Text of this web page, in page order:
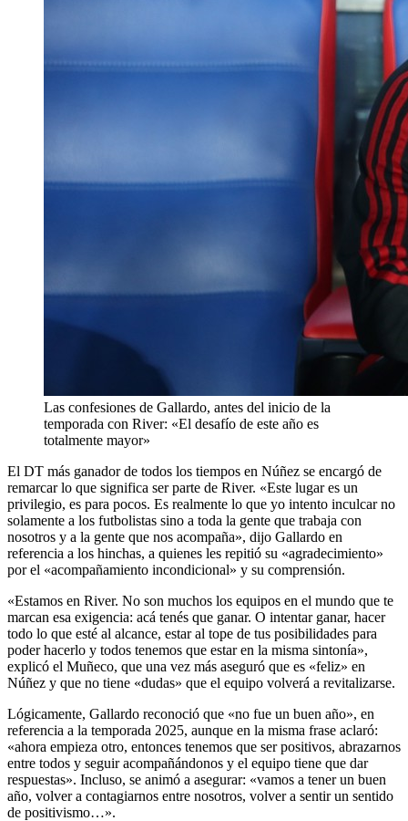
Las confesiones de Gallardo, antes del inicio de la
temporada con River: «El desafío de este año es
totalmente mayor»
El DT más ganador de todos los tiempos en Núñez se encargó de
remarcar lo que significa ser parte de River. «Este lugar es un
privilegio, es para pocos. Es realmente lo que yo intento inculcar no
solamente a los futbolistas sino a toda la gente que trabaja con
nosotros y a la gente que nos acompaña», dijo Gallardo en
referencia a los hinchas, a quienes les repitió su «agradecimiento»
por el «acompañamiento incondicional» y su comprensión.
«Estamos en River. No son muchos los equipos en el mundo que te
marcan esa exigencia: acá tenés que ganar. O intentar ganar, hacer
todo lo que esté al alcance, estar al tope de tus posibilidades para
poder hacerlo y todos tenemos que estar en la misma sintonía»,
explicó el Muñeco, que una vez más aseguró que es «feliz» en
Núñez y que no tiene «dudas» que el equipo volverá a revitalizarse.
Lógicamente, Gallardo reconoció que «no fue un buen año», en
referencia a la temporada 2025, aunque en la misma frase aclaró:
«ahora empieza otro, entonces tenemos que ser positivos, abrazarnos
entre todos y seguir acompañándonos y el equipo tiene que dar
respuestas». Incluso, se animó a asegurar: «vamos a tener un buen
año, volver a contagiarnos entre nosotros, volver a sentir un sentido
de positivismo…».